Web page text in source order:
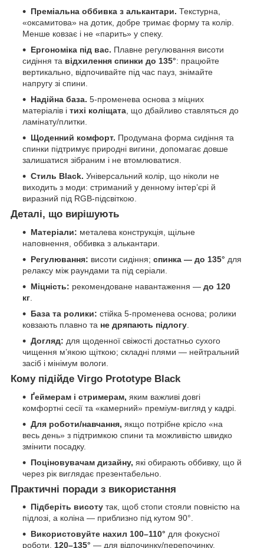
Преміальна оббивка з алькантари. Текстурна,
«оксамитова» на дотик, добре тримає форму та колір.
Менше ковзає і не «парить» у спеку.
Ергономіка під вас. Плавне регулювання висоти
сидіння та відхилення спинки до 135°: працюйте
вертикально, відпочивайте під час пауз, знімайте
напругу зі спини.
Надійна база. 5-променева основа з міцних
матеріалів і тихі коліщата, що дбайливо ставляться до
ламінату/плитки.
Щоденний комфорт. Продумана форма сидіння та
спинки підтримує природні вигини, допомагає довше
залишатися зібраним і не втомлюватися.
Стиль Black. Універсальний колір, що ніколи не
виходить з моди: стриманий у денному інтер’єрі й
виразний під RGB-підсвіткою.
Деталі, що вирішують
Матеріали: металева конструкція, щільне
наповнення, оббивка з алькантари.
Регулювання: висоти сидіння; спинка — до 135° для
релаксу між раундами та під серіали.
Міцність: рекомендоване навантаження — до 120
кг
База та ролики: стійка 5-променева основа; ролики
ковзають плавно та не дряпають підлогу
Догляд: для щоденної свіжості достатньо сухого
чищення м’якою щіткою; складні плями — нейтральний
засіб і мінімум вологи.
Кому підійде Virgo Prototype Black
Ґеймерам і стримерам, яким важливі довгі
комфортні сесії та «камерний» преміум-вигляд у кадрі.
Для роботи/навчання, якщо потрібне крісло «на
весь день» з підтримкою спини та можливістю швидко
змінити посадку.
Поціновувачам дизайну, які обирають оббивку, що й
через рік виглядає презентабельно.
Практичні поради з використання
Підберіть висоту так, щоб стопи стояли повністю на
підлозі, а коліна — приблизно під кутом 90°.
Використовуйте нахил 100–110° для фокусної
роботи, 120–135° — для відпочинку/перепочинку.